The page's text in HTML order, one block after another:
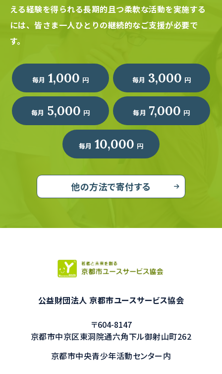
える経験を得られる長期的且つ柔軟な活動を実施する
には、皆さま一人ひとりの継続的なご支援が必要で
す。
毎月 1,000 円 毎月 3,000 円
毎月 5,000 円 毎月 7,000 円
毎月 10,000 円
他の方法で寄付する
公益財団法人 京都市ユースサービス協会
〒604-8147
京都市中京区東洞院通六角下ル御射山町262
京都市中央青少年活動センター内